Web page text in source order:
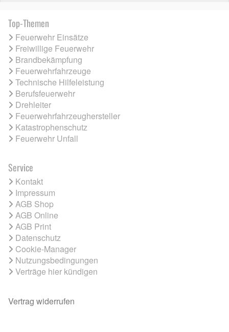
Top-Themen
Feuerwehr Einsätze
Freiwillige Feuerwehr
Brandbekämpfung
Feuerwehrfahrzeuge
Technische Hilfeleistung
Berufsfeuerwehr
Drehleiter
Feuerwehrfahrzeughersteller
Katastrophenschutz
Feuerwehr Unfall
Service
Kontakt
Impressum
AGB Shop
AGB Online
AGB Print
Datenschutz
Cookie-Manager
Nutzungsbedingungen
Verträge hier kündigen
Vertrag widerrufen